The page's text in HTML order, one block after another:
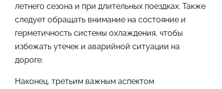
летнего сезона и при длительных поездках. Также
следует обращать внимание на состояние и
герметичность системы охлаждения, чтобы
избежать утечек и аварийной ситуации на
дороге.
Наконец, третьим важным аспектом